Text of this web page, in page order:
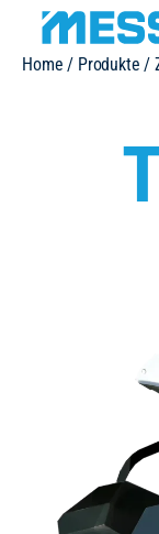
Home / Produkte /